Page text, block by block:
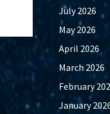
July 2026
May 2026
April 2026
March 2026
February
January